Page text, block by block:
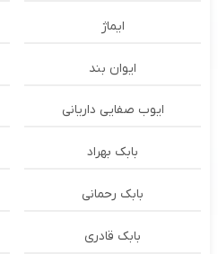
ایماژ
ایوان بند
ایوب صفایی داریانی
بابک بهراد
بابک رحمانی
بابک قادری